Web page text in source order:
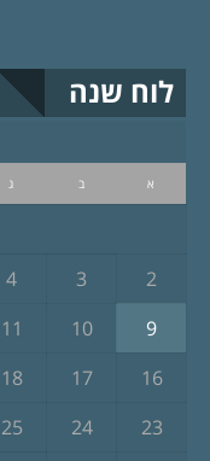
לוח שנה
א ב ג
2
3
4
9
10
11
16
17
18
23
24
25